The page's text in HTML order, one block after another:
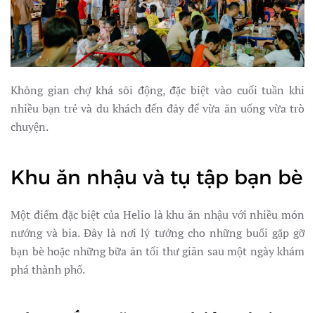
Không gian chợ khá sôi động, đặc biệt vào cuối tuần khi
nhiều bạn trẻ và du khách đến đây để vừa ăn uống vừa trò
chuyện.
Khu ăn nhậu và tụ tập bạn bè
Một điểm đặc biệt của Helio là khu ăn nhậu với nhiều món
nướng và bia. Đây là nơi lý tưởng cho những buổi gặp gỡ
bạn bè hoặc những bữa ăn tối thư giãn sau một ngày khám
phá thành phố.